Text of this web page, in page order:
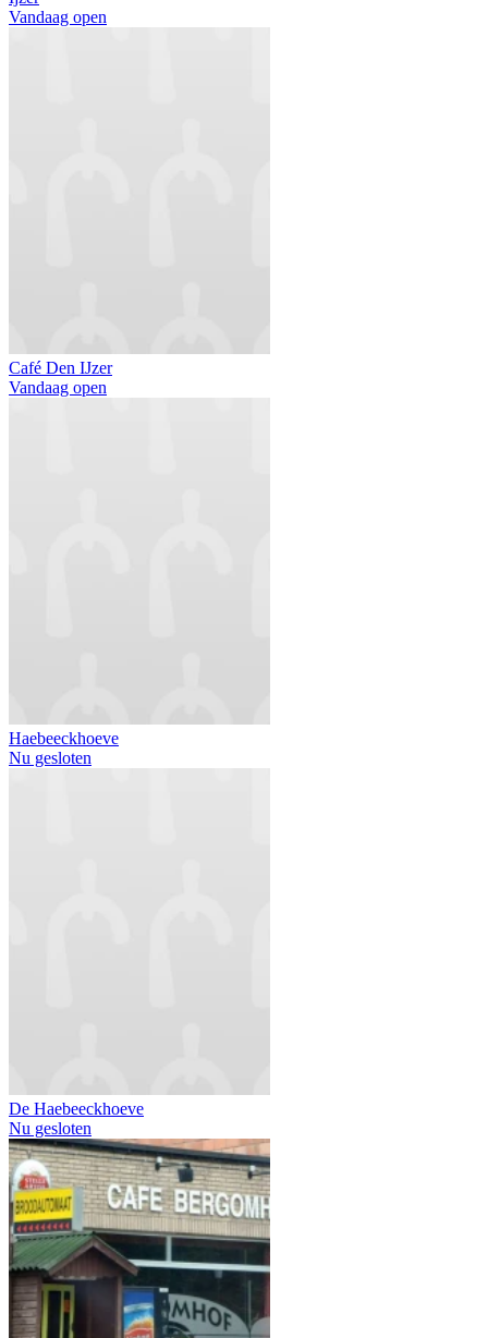
Vandaag open
Café Den IJzer
Vandaag open
Haebeeckhoeve
Nu gesloten
De Haebeeckhoeve
Nu gesloten